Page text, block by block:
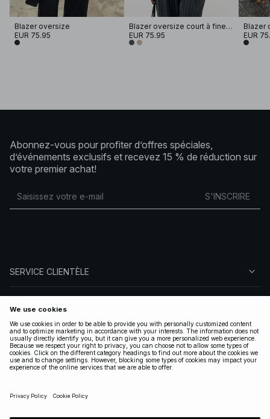
Blazer oversize
EUR 75.95
Blazer oversize court à fines rayures
EUR 75.95
EUR
Abonnez-vous pour profiter d’offres spéciales,
d’événements exclusifs et recevez 15 % de réduction sur
votre premier achat!
S'INSCRIRE
SERVICE CLIENTÈLE
SUIVEZ-NOUS
LÉGAL